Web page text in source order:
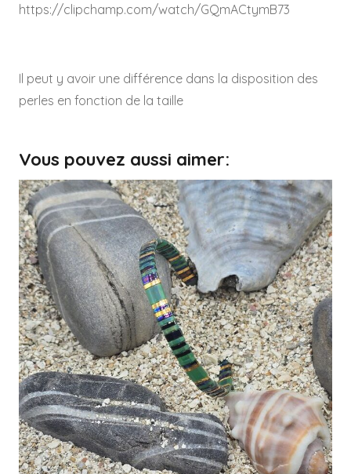
https://clipchamp.com/watch/GQmACtymB73
Il peut y avoir une différence dans la disposition des
perles en fonction de la taille
Vous pouvez aussi aimer: